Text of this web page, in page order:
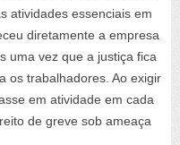
atividades essenciais em
diretamente a empresa
uma vez que a justiça fica
os trabalhadores. Ao exigir
em atividade em cada
de greve sob ameaça